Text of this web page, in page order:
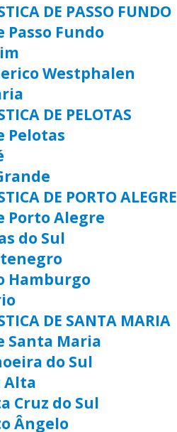
DE PASSO FUNDO
Fundo
Westphalen
DE PELOTAS
Pelotas
DE PORTO ALEGRE
Porto Alegre
do Sul
Hamburgo
DE SANTA MARIA
Santa Maria
do Sul
Alta
Cruz do Sul
Ângelo